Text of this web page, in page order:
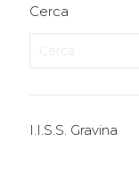
Cerca
I.I.S.S. Gravina